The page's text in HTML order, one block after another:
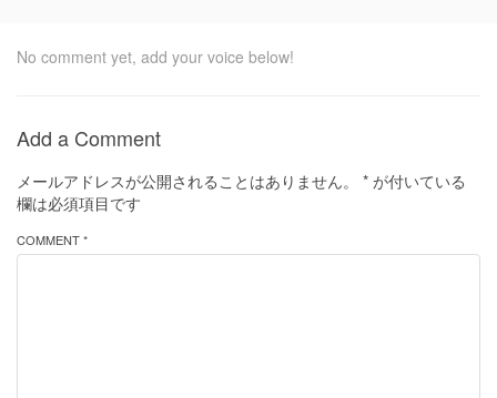
No comment yet, add your voice below!
Add a Comment
メールアドレスが公開されることはありません。 * が付いている
欄は必須項目です
COMMENT *